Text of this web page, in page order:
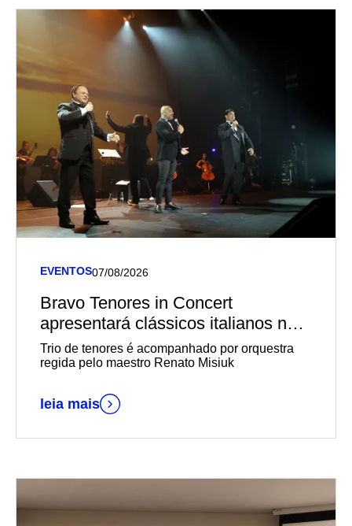
EVENTOS07/08/2026
Bravo Tenores in Concert
apresentará clássicos italianos no
Teatro Univates
Trio de tenores é acompanhado por orquestra
regida pelo maestro Renato Misiuk
leia mais